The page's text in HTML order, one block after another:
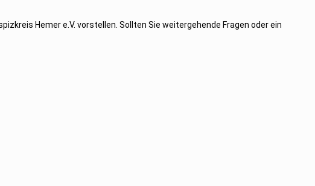
Hemer e.V. vorstellen. Sollten Sie weitergehende Fragen oder ein